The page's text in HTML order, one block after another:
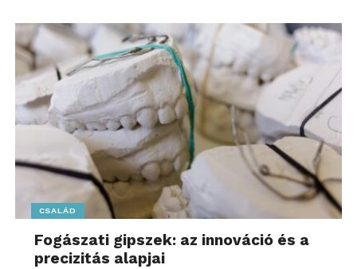
CSALÁD
Fogászati gipszek: az innováció és a
precizitás alapjai